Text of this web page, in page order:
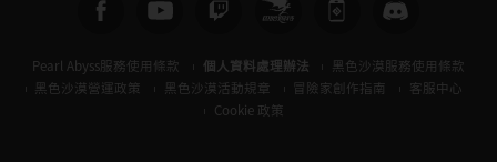
Pearl Abyss服務使用條款 個人資料處理辦法
黑色沙漠服務使用條款
黑色沙漠營運政策
黑色沙漠活動規章 冒險家創作指南
客服中心
Cookie 政策